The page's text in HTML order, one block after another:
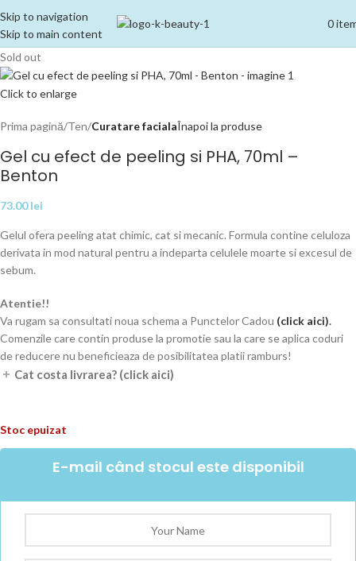
Skip to navigation
Skip to main content
0
Sold out
Click to enlarge
Prima pagină Ten Curatare facialaÎnapoi la produse
Gel cu efect de peeling si PHA, 70ml –
Benton
73.00lei
Gelul ofera peeling atat chimic, cat si mecanic. Formula contine celuloza
derivata in mod natural pentru a indeparta celulele moarte si excesul de
sebum.
Atentie!!
Va rugam sa consultati noua schema a Punctelor Cadou (click aici).
Comenzile care contin produse la promotie sau la care se aplica coduri
de reducere nu beneficieaza de posibilitatea platii ramburs!
Cat costa livrarea? (click aici)
Stoc epuizat
E-mail când stocul este disponibil